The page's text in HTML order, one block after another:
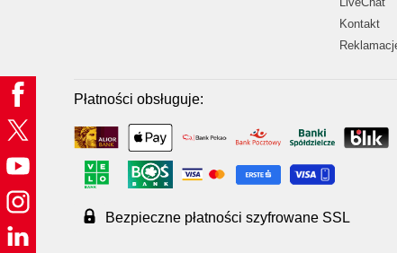
Kontakt
Płatności obsługuje:
Bezpieczne płatności szyfrowane SSL